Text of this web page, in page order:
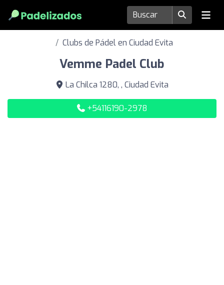
Clubs de Pádel en Ciudad Evita
Vemme Padel Club
La Chilca 1280, , Ciudad Evita
+54116190-2978